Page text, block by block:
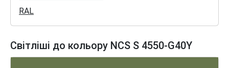
RAL
Світліші до кольору NCS S 4550-G40Y